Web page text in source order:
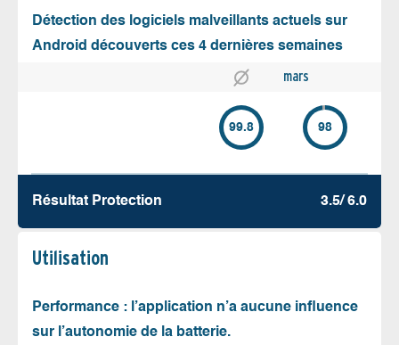
Détection des logiciels malveillants actuels sur
Android découverts ces 4 dernières semaines
mars
99.8 98
Résultat Protection 3.5/ 6.0
Utilisation
Performance : l’application n’a aucune influence
sur l’autonomie de la batterie.